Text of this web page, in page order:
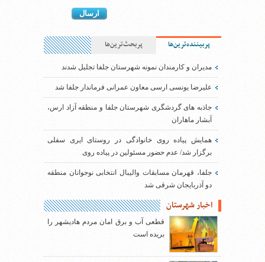
پربیننده‌ترین‌ها پربحث‌ترین‌ها
مدیران و کارمندان نمونه شهرستان جلفا تجلیل شدند
علیرضا یونسی ارسی معاون عمرانی فرماندار جلفا شد
جاذبه های گردشگری شهرستان جلفا و منطقه آزاد ارس،
آبشار ماهاران
همایش پیاده روی خانوادگی در روستای ایری سفلی
برگزار شد/ عدم حضور مسئولین در پیاده روی
جلفا، قهرمان مسابقات والیبال انتخابی نوجوانان منطقه
دو آذربایجان شرقی شد
اخبار شهرستان
قطعی آب و برق امان مردم هادیشهر را
بریده است